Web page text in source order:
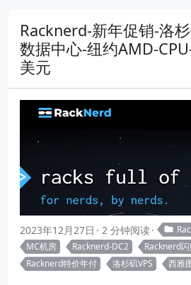
Racknerd-新年促销-洛
数据中心-纽约AMD-
美元
2023年12月27日 2 分钟阅读
MC机房
Racknerd-DC2
Racknerd
Racknerd特价年付
洛杉矶VPS 西雅